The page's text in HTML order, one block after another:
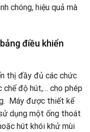
chóng, hiệu quả mà
điều khiển
thị đầy đủ các chức
chế độ hút,… cho phép
Máy được thiết kế
dụng một ống thoát
hút khói khử mùi